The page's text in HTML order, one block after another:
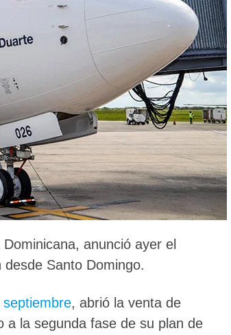
anunció ayer el
Santo Domingo.
, abrió la venta de
a la segunda fase de su plan de